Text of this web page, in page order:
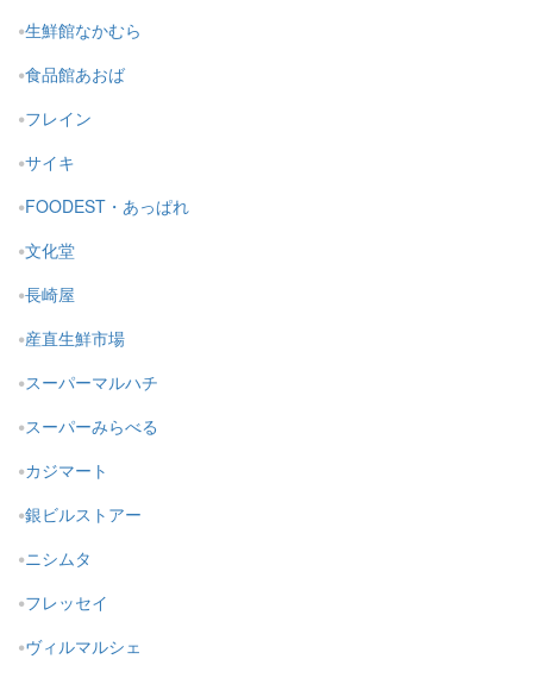
生鮮館なかむら
食品館あおば
フレイン
サイキ
FOODEST・あっぱれ
文化堂
長崎屋
産直生鮮市場
スーパーマルハチ
スーパーみらべる
カジマート
銀ビルストアー
ニシムタ
フレッセイ
ヴィルマルシェ